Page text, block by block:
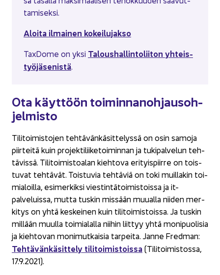
ta­mi­sek­si.
Aloi­ta il­mai­nen ko­kei­lu­jak­so
TaxDome on yksi Ta­lous­hal­lin­to­lii­ton yh­teis­
työ­jä­se­nis­tä.
Ota käyt­töön toi­min­na­noh­jaus­oh­
jel­mis­to
Ti­li­toi­mis­to­jen teh­tä­vän­kä­sit­te­lys­sä on osin sa­mo­ja
piir­tei­tä kuin projektiliike­toiminnan ja tu­ki­pal­ve­lun teh­
tä­vis­sä. Ti­li­toi­mis­toa­lan kieh­to­va eri­tyis­piir­re on tois­
tu­vat teh­tä­vät. Tois­tu­via teh­tä­viä on toki muil­la­kin toi­
mia­loil­la, esi­mer­kik­si viestintä­toimistoissa ja it-​
palveluissa, mutta tus­kin mis­sään muu­al­la nii­den mer­
ki­tys on yhtä kes­kei­nen kuin ti­li­toi­mis­tois­sa. Ja tus­kin
mil­lään muul­la toi­mia­lal­la nii­hin liit­tyy yhtä mo­ni­puo­li­sia
ja kieh­to­van mo­ni­mut­kai­sia tar­pei­ta. Janne Fred­man:
Tehtävän­käsittely tili­toimistoissa(Ti­li­toi­mis­tos­sa,
17.9.2021).